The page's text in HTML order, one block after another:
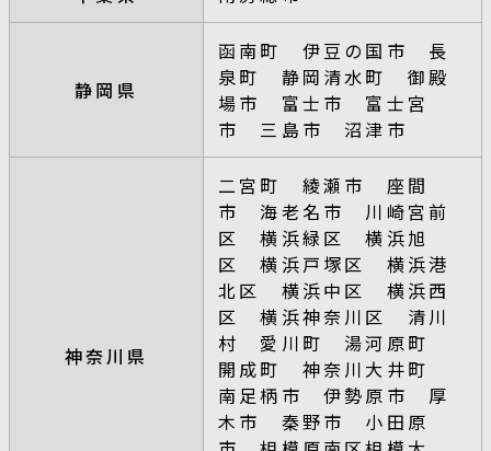
静岡県
函南町 伊豆の国市 長
泉町 静岡清水町 御殿
場市 富士市 富士宮
市 三島市 沼津市
神奈川県
二宮町 綾瀬市 座間
市 海老名市 川崎宮前
区 横浜緑区 横浜旭
区 横浜戸塚区 横浜港
北区 横浜中区 横浜西
区 横浜神奈川区 清川
村 愛川町 湯河原町
開成町 神奈川大井町
南足柄市 伊勢原市 厚
木市 秦野市 小田原